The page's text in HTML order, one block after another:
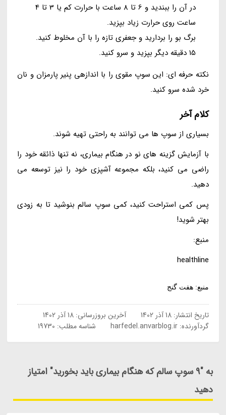
در آن را ببندید و 6 تا 8 ساعت با حرارت کم یا 3 تا 4
ساعت روی حرارت زیاد بپزید.
برگ بو را بردارید و جعفری تازه را با آن مخلوط کنید.
15 دقیقه دیگر بپزید و سرو کنید.
نکته حرفه ای: این سوپ مقوی را با اندازهی پنیر پارمزان و نان
خرد شده سرو کنید.
کلام آخر
بسیاری از سوپ ها می توانند به راحتی تهیه شوند.
با آزمایش گزینه های نو در هنگام بیماری، نه تنها ذائقه خود را
راضی می کنید، بلکه مجموعه آشپزی خود را نیز توسعه می
دهید.
پس کمی استراحت کنید، کمی سوپ سالم بنوشید تا به زودی
بهتر شوید!
منبع:
healthline
منبع: هفت گنج
تاریخ انتشار:18 آذر 1402 آخرین بروزرسانی:18 آذر 1402
گردآورنده:harfedel.anvarblog.ir شناسه مطلب: 19730
به "9 سوپ سالم که هنگام بیماری باید بخورید" امتیاز
دهید